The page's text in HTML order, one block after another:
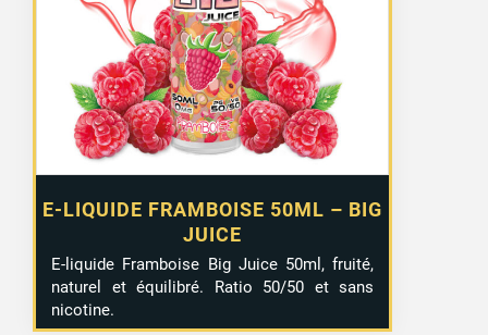
E-LIQUIDE FRAMBOISE 50ML – BIG
JUICE
était :
12,90 €.
est :
7,99 €.
E-liquide Framboise Big Juice 50ml, fruité,
naturel et équilibré. Ratio 50/50 et sans
nicotine.